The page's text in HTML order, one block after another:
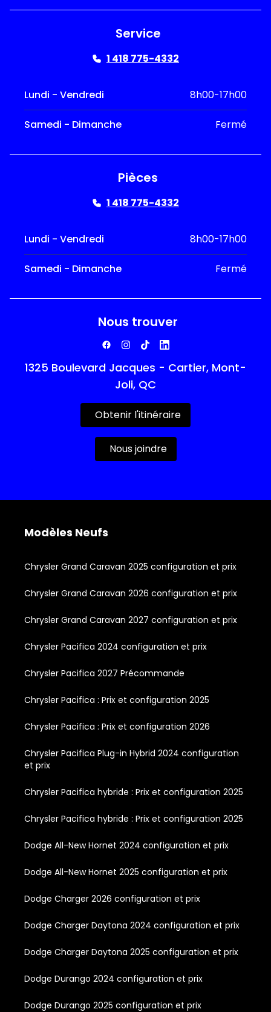
Service
1 418 775-4332
Lundi - Vendredi 8h00-17h00
Samedi - Dimanche Fermé
Pièces
1 418 775-4332
Lundi - Vendredi 8h00-17h00
Samedi - Dimanche Fermé
Nous trouver
1325 Boulevard Jacques - Cartier, Mont-
Joli, QC
Obtenir l'itinéraire
Nous joindre
Modèles Neufs
Chrysler Grand Caravan 2025 configuration et prix
Chrysler Grand Caravan 2026 configuration et prix
Chrysler Grand Caravan 2027 configuration et prix
Chrysler Pacifica 2024 configuration et prix
Chrysler Pacifica 2027 Précommande
Chrysler Pacifica : Prix et configuration 2025
Chrysler Pacifica : Prix et configuration 2026
Chrysler Pacifica Plug-in Hybrid 2024 configuration
et prix
Chrysler Pacifica hybride : Prix et configuration 2025
Chrysler Pacifica hybride : Prix et configuration 2025
Dodge All-New Hornet 2024 configuration et prix
Dodge All-New Hornet 2025 configuration et prix
Dodge Charger 2026 configuration et prix
Dodge Charger Daytona 2024 configuration et prix
Dodge Charger Daytona 2025 configuration et prix
Dodge Durango 2024 configuration et prix
Dodge Durango 2025 configuration et prix